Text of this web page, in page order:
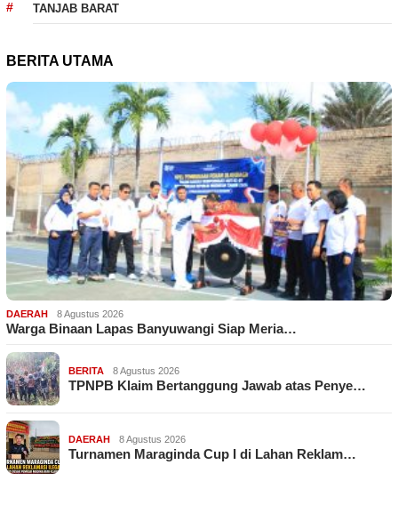
TANJAB BARAT
BERITA UTAMA
DAERAH 8 Agustus 2026
Warga Binaan Lapas Banyuwangi Siap Meria…
BERITA 8 Agustus 2026
TPNPB Klaim Bertanggung Jawab atas Penye…
DAERAH 8 Agustus 2026
Turnamen Maraginda Cup I di Lahan Reklam…